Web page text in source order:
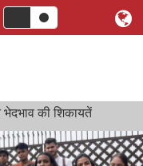
भेदभाव की शिकायतें